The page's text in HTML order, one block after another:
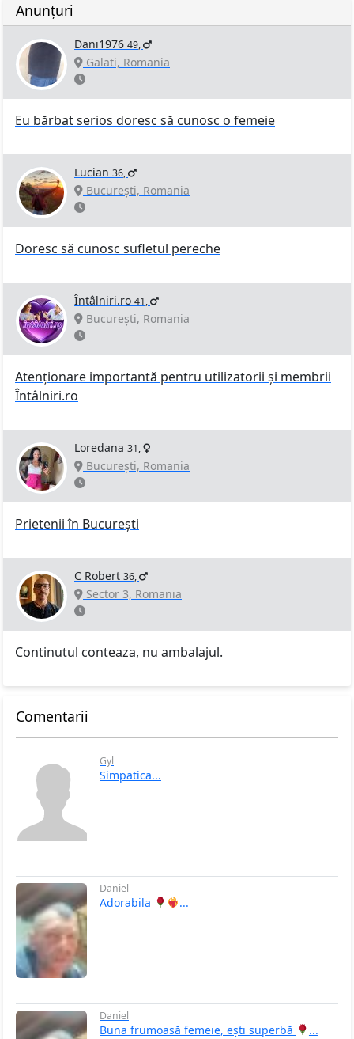
Anunțuri
Dani1976 49,
Galati, Romania
Eu bărbat serios doresc să cunosc o femeie
Lucian 36,
București, Romania
Doresc să cunosc sufletul pereche
Întâlniri.ro 41,
București, Romania
Atenționare importantă pentru utilizatorii și membrii
Întâlniri.ro
Loredana 31,
București, Romania
Prietenii în București
C Robert 36,
Sector 3, Romania
Continutul conteaza, nu ambalajul.
Comentarii
Gyl
Simpatica...
Daniel
Adorabila ...
Daniel
Buna frumoasă femeie, ești superbă ...